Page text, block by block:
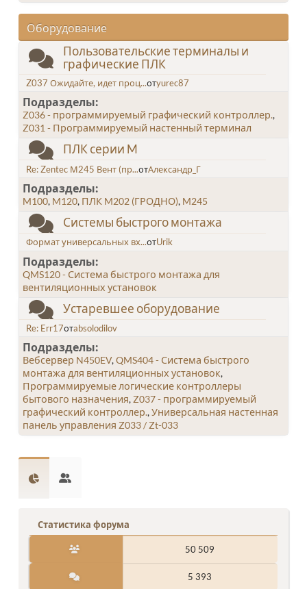
Оборудование
Пользовательские терминалы и
графические ПЛК
Z037 Ожидайте, идет проц...отyurec87
Подразделы
Z036 - программируемый графический контроллер.
Z031 - Программируемый настенный терминал
ПЛК серии M
Re: Zentec М245 Вент (пр...отАлександр_Г
Подразделы
M100 M120 ПЛК M202 (ГРОДНО) M245
Системы быстрого монтажа
Формат универсальных вх...отUrik
Подразделы
QMS120 - Система быстрого монтажа для
вентиляционных установок
Устаревшее оборудование
Re: Err17отabsolodilov
Подразделы
Вебсервер N450EV QMS404 - Система быстрого
монтажа для вентиляционных установок
Программируемые логические контроллеры
бытового назначения Z037 - программируемый
графический контроллер. Универсальная настенная
панель управления Z033 / Zt-033
Статистика форума
50 509
5 393